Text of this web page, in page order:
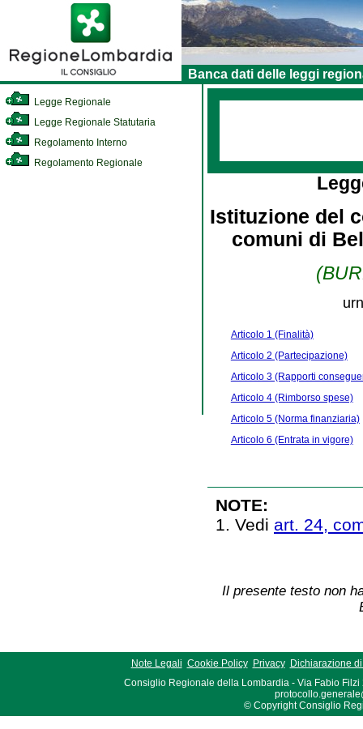
Banca dati delle leggi
Legge Regionale
Legge Regionale Statutaria
Regolamento Interno
Regolamento Regionale
Istituzione del
comuni di
Articolo 1 (Finalità)
Articolo 2 (Partecipazione)
Articolo 3 (Rapporti
Articolo 4 (Rimborso spese)
Articolo 5 (Norma finanziaria)
Articolo 6 (Entrata in vigore)
NOTE:
1. Vedi art. 24,
Il presente testo non
Note Legali Cookie Policy Privacy
Dichiarazione
Consiglio Regionale della Lombardia - Via Fabio Filzi
© Copyright Consiglio